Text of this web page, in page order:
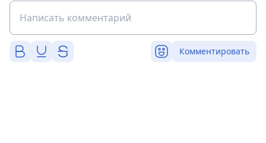
Комментировать